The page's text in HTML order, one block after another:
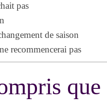
pas
de saison
recommencerai pas